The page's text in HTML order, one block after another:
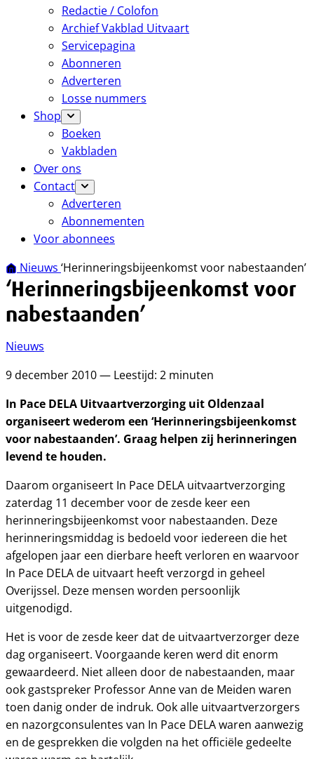
Redactie / Colofon
Archief Vakblad Uitvaart
Servicepagina
Abonneren
Adverteren
Losse nummers
Shop
Boeken
Vakbladen
Over ons
Contact
Adverteren
Abonnementen
Voor abonnees
Nieuws ‘Herinneringsbijeenkomst voor nabestaanden’
‘Herinneringsbijeenkomst voor
nabestaanden’
Nieuws
9 december 2010 — Leestijd: 2 minuten
In Pace DELA Uitvaartverzorging uit Oldenzaal
organiseert wederom een ‘Herinneringsbijeenkomst
voor nabestaanden’. Graag helpen zij herinneringen
levend te houden.
Daarom organiseert In Pace DELA uitvaartverzorging
zaterdag 11 december voor de zesde keer een
herinneringsbijeenkomst voor nabestaanden. Deze
herinneringsmiddag is bedoeld voor iedereen die het
afgelopen jaar een dierbare heeft verloren en waarvoor
In Pace DELA de uitvaart heeft verzorgd in geheel
Overijssel. Deze mensen worden persoonlijk
uitgenodigd.
Het is voor de zesde keer dat de uitvaartverzorger deze
dag organiseert. Voorgaande keren werd dit enorm
gewaardeerd. Niet alleen door de nabestaanden, maar
ook gastspreker Professor Anne van de Meiden waren
toen danig onder de indruk. Ook alle uitvaartverzorgers
en nazorgconsulentes van In Pace DELA waren aanwezig
en de gesprekken die volgden na het officiële gedeelte